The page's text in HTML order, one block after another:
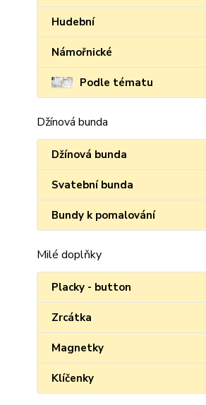
Hudební
Námořnické
Podle tématu
Džínová bunda
Džínová bunda
Svatební bunda
Bundy k pomalování
Milé doplňky
Placky - button
Zrcátka
Magnetky
Klíčenky